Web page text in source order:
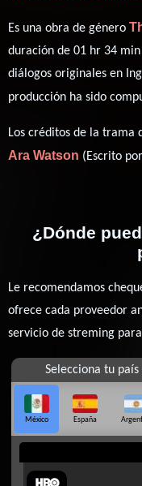
Es una obra de género
duración de 01 hr 34
diálogos originales en
producción ha sido
Los créditos de la trama
Ara Watson (Escrito
¿Dónde
Le recomendamos
ofrece cada proveedor
servicio de streming para
Selecciona tu país
México España